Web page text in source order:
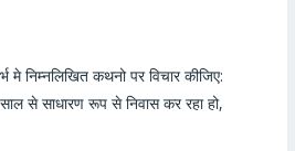
मे निम्नलिखित कथनो पर विचार कीजिए:
से साधारण रूप से निवास कर रहा हो,